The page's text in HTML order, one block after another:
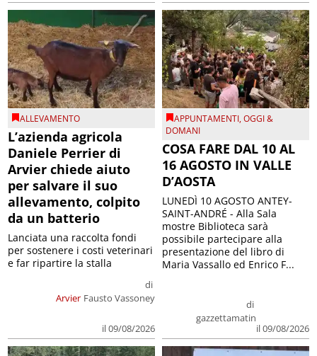
ALLEVAMENTO
L’azienda agricola
Daniele Perrier di
Arvier chiede aiuto
per salvare il suo
allevamento, colpito
da un batterio
Arvier
di
Fausto Vassoney
il 09/08/2026
Lanciata una raccolta fondi
per sostenere i costi veterinari
e far ripartire la stalla
APPUNTAMENTI,OGGI &
DOMANI
COSA FARE DAL 10 AL
16 AGOSTO IN VALLE
D’AOSTA
di
gazzettamatin
il 09/08/2026
LUNEDÌ 10 AGOSTO ANTEY-
SAINT-ANDRÉ - Alla Sala
mostre Biblioteca sarà
possibile partecipare alla
presentazione del libro di
Maria Vassallo ed Enrico F...